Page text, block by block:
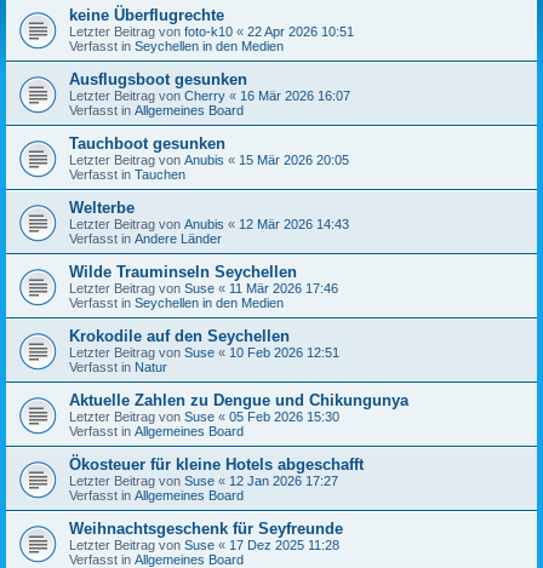
keine Überflugrechte
Letzter Beitrag von foto-k10 « 22 Apr 2026 10:51
Verfasst in Seychellen in den Medien
Ausflugsboot gesunken
Letzter Beitrag von Cherry « 16 Mär 2026 16:07
Verfasst in Allgemeines Board
Tauchboot gesunken
Letzter Beitrag von Anubis « 15 Mär 2026 20:05
Verfasst in Tauchen
Welterbe
Letzter Beitrag von Anubis « 12 Mär 2026 14:43
Verfasst in Andere Länder
Wilde Trauminseln Seychellen
Letzter Beitrag von Suse « 11 Mär 2026 17:46
Verfasst in Seychellen in den Medien
Krokodile auf den Seychellen
Letzter Beitrag von Suse « 10 Feb 2026 12:51
Verfasst in Natur
Aktuelle Zahlen zu Dengue und Chikungunya
Letzter Beitrag von Suse « 05 Feb 2026 15:30
Verfasst in Allgemeines Board
Ökosteuer für kleine Hotels abgeschafft
Letzter Beitrag von Suse « 12 Jan 2026 17:27
Verfasst in Allgemeines Board
Weihnachtsgeschenk für Seyfreunde
Letzter Beitrag von Suse « 17 Dez 2025 11:28
Verfasst in Allgemeines Board